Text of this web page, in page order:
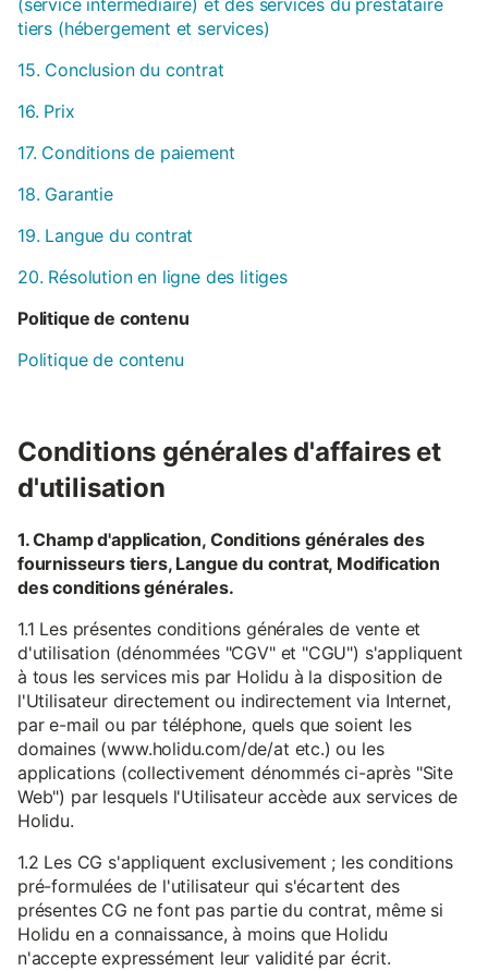
tiers (hébergement et services)
15. Conclusion du contrat
16. Prix
17. Conditions de paiement
18. Garantie
19. Langue du contrat
20. Résolution en ligne des litiges
Politique de contenu
Politique de contenu
Conditions générales d'affaires et
d'utilisation
1. Champ d'application, Conditions générales des
fournisseurs tiers, Langue du contrat, Modification
des conditions générales.
1.1 Les présentes conditions générales de vente et
d'utilisation (dénommées "CGV" et "CGU") s'appliquent
à tous les services mis par Holidu à la disposition de
l'Utilisateur directement ou indirectement via Internet,
par e-mail ou par téléphone, quels que soient les
domaines (www.holidu.com/de/at etc.) ou les
applications (collectivement dénommés ci-après "Site
Web") par lesquels l'Utilisateur accède aux services de
Holidu.
1.2 Les CG s'appliquent exclusivement ; les conditions
pré-formulées de l'utilisateur qui s'écartent des
présentes CG ne font pas partie du contrat, même si
Holidu en a connaissance, à moins que Holidu
n'accepte expressément leur validité par écrit.